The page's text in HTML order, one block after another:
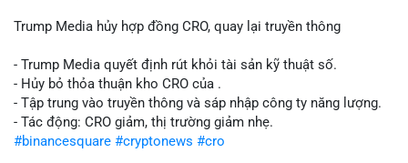
Trump Media hủy hợp đồng CRO, quay lại truyền thông
- Trump Media quyết định rút khỏi tài sản kỹ thuật số.
- Hủy bỏ thỏa thuận kho CRO của .
- Tập trung vào truyền thông và sáp nhập công ty năng lượng.
- Tác động: CRO giảm, thị trường giảm nhẹ.
#binancesquare #cryptonews #cro